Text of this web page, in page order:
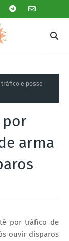
tráfico e posse
por
arma
por tráfico de
ouvir disparos